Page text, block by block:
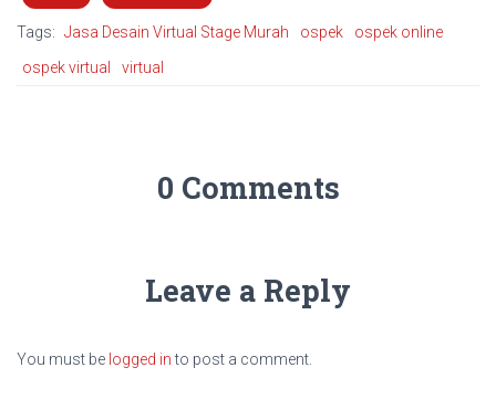
Tags: Jasa Desain Virtual Stage Murah ospek
ospek online
ospek virtual
virtual
0 Comments
Leave a Reply
You must be logged into post a comment.